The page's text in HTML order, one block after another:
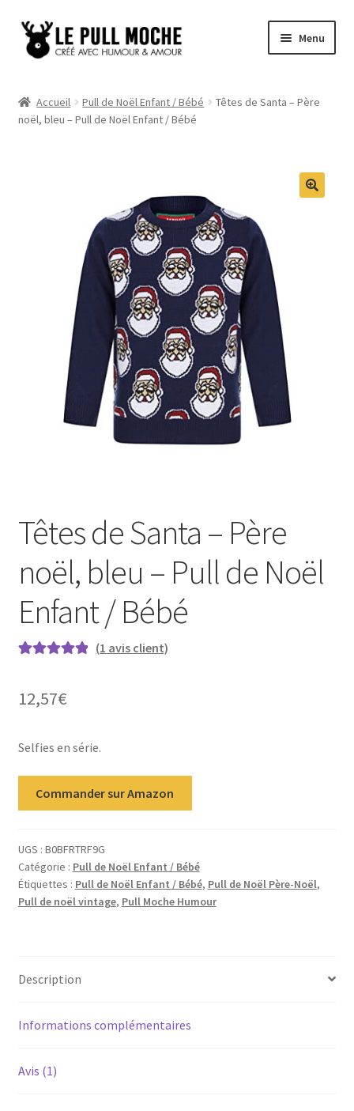
Aller
Aller
au
Menu
Pull Noël Femme
Pull Noël Promo
Accueil Pull de Noël Enfant / Bébé
Têtes de Santa – Père
noël, bleu – Pull de Noël Enfant / Bébé
Têtes de Santa – Père
noël, bleu – Pull de Noël
Enfant / Bébé
notation
(1 avis client)
12,57€
Selfies en série.
Commander sur Amazon
UGS : B0BFRTRF9G
Catégorie : Pull de Noël Enfant / Bébé
Étiquettes : Pull de Noël Enfant / Bébé, Pull de Noël Père-Noël,
Pull de noël vintage, Pull Moche Humour
Description
Informations complémentaires
Avis (1)